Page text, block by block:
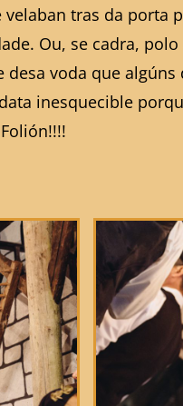
tras da
Ou, se cadra,
voda que
inesquecible